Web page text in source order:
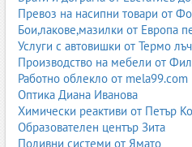
Превоз на насипни товари от
Бои,лакове,мазилки от Европа
Услуги с автовишки от Термо
Производство на мебели от
Работно облекло от mela99.com
Оптика Диана Иванова
Химически реактиви от Петър
Образователен център Зита
Поливни системи от Ямато